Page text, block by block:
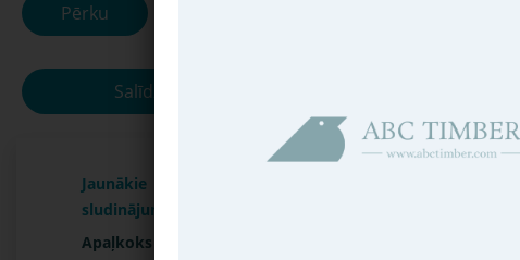
Pērku
Salīdzināt
Jaunākie
sludinājumi
Apaļkoks